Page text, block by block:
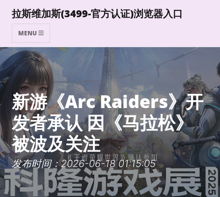
拉斯维加斯(3499-官方认证)浏览器入口
MENU
新游《Arc Raiders》开
发者承认 因《马拉松》
被波及关注
发布时间：2026-06-18 01:15:05